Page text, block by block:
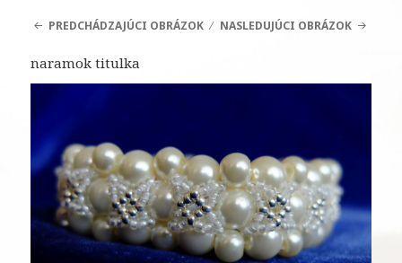
PREDCHÁDZAJÚCI OBRÁZOK NASLEDUJÚCI OBRÁZOK
naramok titulka